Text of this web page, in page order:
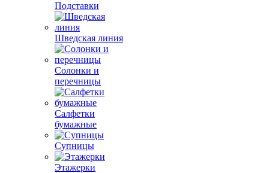
Подставки
Шведская линия
Солонки и
перечницы
Салфетки
бумажные
Супницы
Этажерки